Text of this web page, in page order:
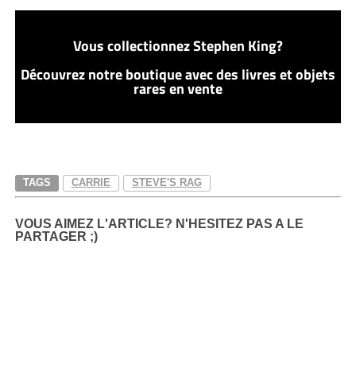
Vous collectionnez Stephen King?
Découvrez notre boutique avec des livres et objets
rares en vente
TAGS CARRIE STEVE'S RAG
VOUS AIMEZ L'ARTICLE? N'HESITEZ PAS A LE
PARTAGER ;)